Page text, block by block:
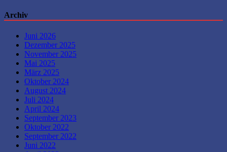
Archiv
Juni 2026
Dezember 2025
November 2025
Mai 2025
März 2025
Oktober 2024
August 2024
Juli 2024
April 2024
September 2023
Oktober 2022
September 2022
Juni 2022